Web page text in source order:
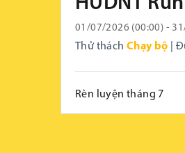
01/07/2026 (00:00) -
Thử thách Chạy bộ |
Rèn luyện tháng 7